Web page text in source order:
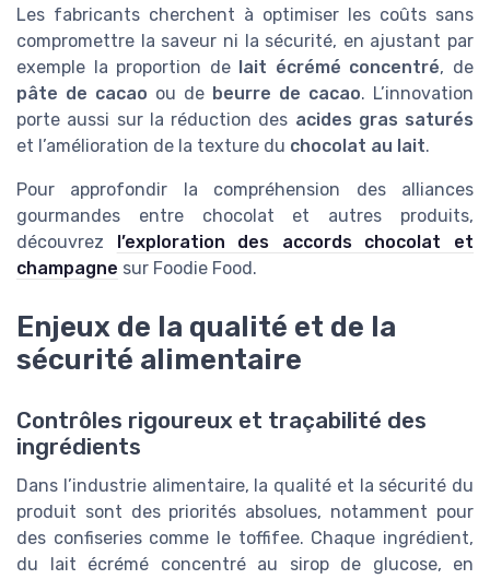
Les fabricants cherchent à optimiser les coûts sans
compromettre la saveur ni la sécurité, en ajustant par
exemple la proportion de lait écrémé concentré, de
pâte de cacao ou de beurre de cacao. L’innovation
porte aussi sur la réduction des acides gras saturés
et l’amélioration de la texture du chocolat au lait.
Pour approfondir la compréhension des alliances
gourmandes entre chocolat et autres produits,
découvrez l’exploration des accords chocolat et
champagne sur Foodie Food.
Enjeux de la qualité et de la
sécurité alimentaire
Contrôles rigoureux et traçabilité des
ingrédients
Dans l’industrie alimentaire, la qualité et la sécurité du
produit sont des priorités absolues, notamment pour
des confiseries comme le toffifee. Chaque ingrédient,
du lait écrémé concentré au sirop de glucose, en